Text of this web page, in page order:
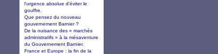
l'urgence absolue d'éviter le
gouffre.
Que pensez du nouveau
gouvernement Barnier ?
De la nuisance des « marchés
administratifs » à la mésaventure
du Gouvernement Barnier.
France et Europe : la fin de la